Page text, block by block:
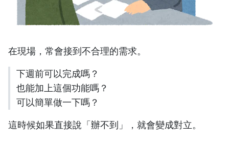
在現場，常會接到不合理的需求。
下週前可以完成嗎？
也能加上這個功能嗎？
可以簡單做一下嗎？
這時候如果直接說「辦不到」，就會變成對立。